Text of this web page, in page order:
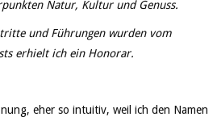
Natur, Kultur und Genuss.
und Führungen wurden vom
erhielt ich ein Honorar.
eher so intuitiv, weil ich den Namen